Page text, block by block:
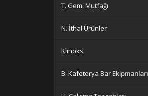
T. Gemi Mutfağı
N. İthal Ürünler
Klinoks
B. Kafeterya Bar Ekipmanları